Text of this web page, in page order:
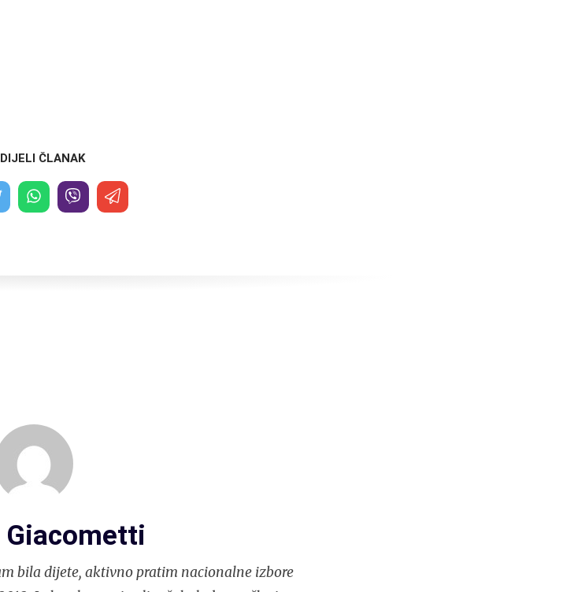
ČLANAK
Giacometti
bila dijete, aktivno pratim nacionalne izbore